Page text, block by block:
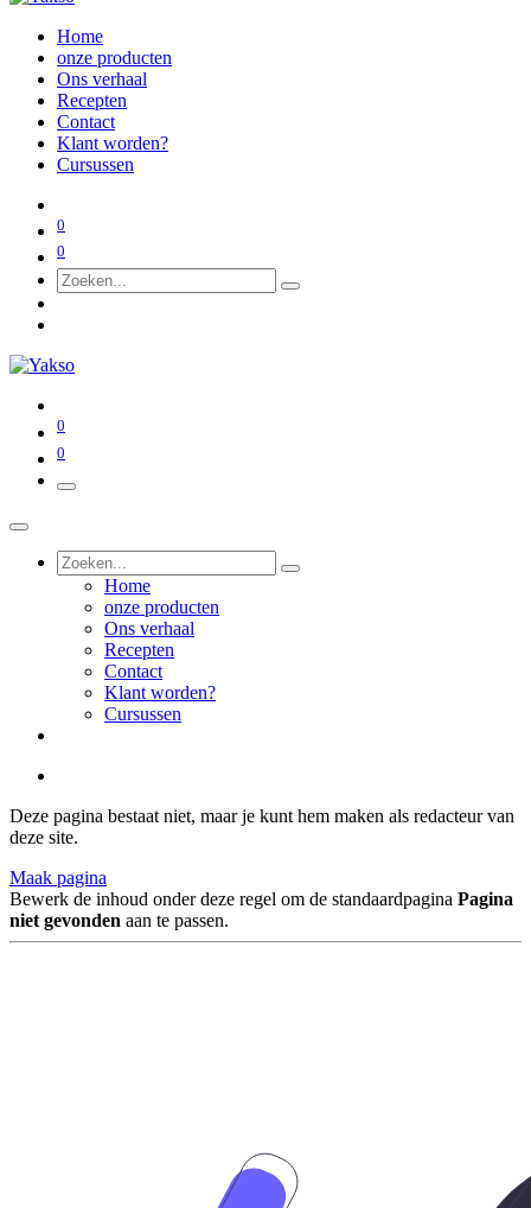
Home
onze producten
Ons verhaal
Recepten
Contact
Klant worden?
Cursussen
0
0
0
0
Home
onze producten
Ons verhaal
Recepten
Contact
Klant worden?
Cursussen
Deze pagina bestaat niet, maar je kunt hem maken als redacteur van
deze site.
Maak pagina
Bewerk de inhoud onder deze regel om de standaardpagina Pagina
niet gevonden aan te passen.